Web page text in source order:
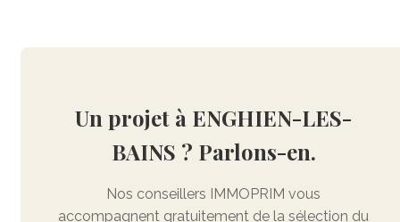
Un projet à ENGHIEN-LES-
BAINS ? Parlons-en.
Nos conseillers IMMOPRIM vous
accompagnent gratuitement de la sélection du